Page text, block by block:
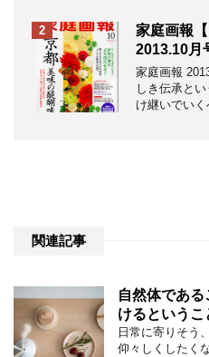
2
家庭画報
2013.10月
家庭画報
しき伝承と
け継いでい
関連記事
自然体であ
けるというこ
日常に寄りそう
仰々しくしたく